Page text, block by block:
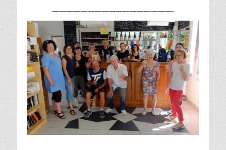
—————————————————-